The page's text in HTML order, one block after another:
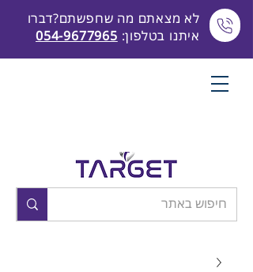
לא מצאתם מה שחפשתם?דברו
איתנו בטלפון: 054-9677965